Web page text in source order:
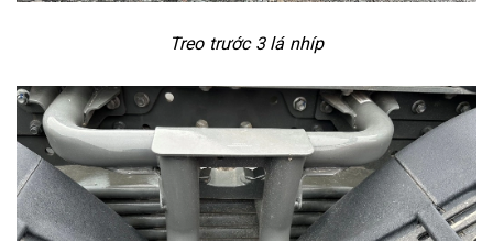
Treo trước 3 lá nhíp